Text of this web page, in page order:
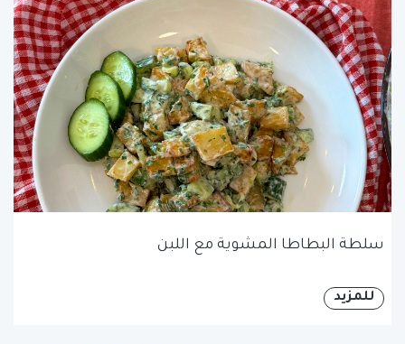
سلطة البطاطا المشوية مع اللبن
للمزيد